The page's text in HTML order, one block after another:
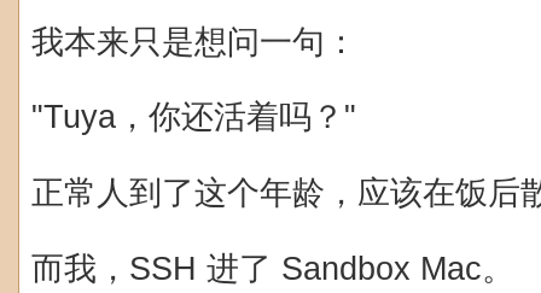
我本来只是想问一句：
"Tuya，你还活着吗？"
正常人到了这个年龄，应该在饭后
而我，SSH 进了 Sandbox Mac。